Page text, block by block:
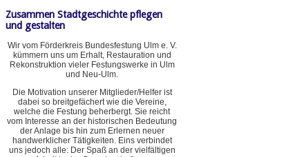
Zusammen Stadtgeschichte pflegen
und gestalten
Wir vom Förderkreis Bundesfestung Ulm e. V.
kümmern uns um Erhalt, Restauration und
Rekonstruktion vieler Festungswerke in Ulm
und Neu-Ulm.
Die Motivation unserer Mitglieder/Helfer ist
dabei so breitgefächert wie die Vereine,
welche die Festung beherbergt. Sie reicht
vom Interesse an der historischen Bedeutung
der Anlage bis hin zum Erlernen neuer
handwerklicher Tätigkeiten. Eins verbindet
uns jedoch alle: Der Spaß an der vielfältigen